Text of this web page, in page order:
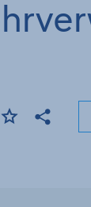
AjouterTeilen